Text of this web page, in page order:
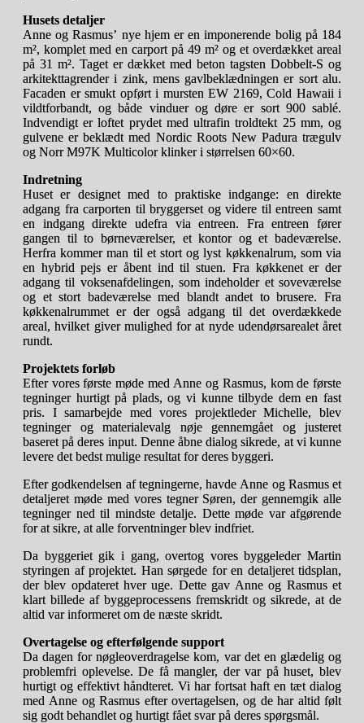
Husets detaljer
Anne og Rasmus’ nye hjem er en imponerende bolig på 184
m², komplet med en carport på 49 m² og et overdækket areal
på 31 m². Taget er dækket med beton tagsten Dobbelt-S og
arkitekttagrender i zink, mens gavlbeklædningen er sort alu.
Facaden er smukt opført i mursten EW 2169, Cold Hawaii i
vildtforbandt, og både vinduer og døre er sort 900 sablé.
Indvendigt er loftet prydet med ultrafin troldtekt 25 mm, og
gulvene er beklædt med Nordic Roots New Padura trægulv
og Norr M97K Multicolor klinker i størrelsen 60×60.
Indretning
Huset er designet med to praktiske indgange: en direkte
adgang fra carporten til bryggerset og videre til entreen samt
en indgang direkte udefra via entreen. Fra entreen fører
gangen til to børneværelser, et kontor og et badeværelse.
Herfra kommer man til et stort og lyst køkkenalrum, som via
en hybrid pejs er åbent ind til stuen. Fra køkkenet er der
adgang til voksenafdelingen, som indeholder et soveværelse
og et stort badeværelse med blandt andet to brusere. Fra
køkkenalrummet er der også adgang til det overdækkede
areal, hvilket giver mulighed for at nyde udendørsarealet året
rundt.
Projektets forløb
Efter vores første møde med Anne og Rasmus, kom de første
tegninger hurtigt på plads, og vi kunne tilbyde dem en fast
pris. I samarbejde med vores projektleder Michelle, blev
tegninger og materialevalg nøje gennemgået og justeret
baseret på deres input. Denne åbne dialog sikrede, at vi kunne
levere det bedst mulige resultat for deres byggeri.
Efter godkendelsen af tegningerne, havde Anne og Rasmus et
detaljeret møde med vores tegner Søren, der gennemgik alle
tegninger ned til mindste detalje. Dette møde var afgørende
for at sikre, at alle forventninger blev indfriet.
Da byggeriet gik i gang, overtog vores byggeleder Martin
styringen af projektet. Han sørgede for en detaljeret tidsplan,
der blev opdateret hver uge. Dette gav Anne og Rasmus et
klart billede af byggeprocessens fremskridt og sikrede, at de
altid var informeret om de næste skridt.
Overtagelse og efterfølgende support
Da dagen for nøgleoverdragelse kom, var det en glædelig og
problemfri oplevelse. De få mangler, der var på huset, blev
hurtigt og effektivt håndteret. Vi har fortsat haft en tæt dialog
med Anne og Rasmus efter overtagelsen, og de har altid følt
sig godt behandlet og hurtigt fået svar på deres spørgsmål.